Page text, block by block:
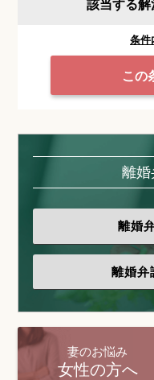
条件
この
離婚
離婚
離婚弁
妻のお悩み
女性の方へ